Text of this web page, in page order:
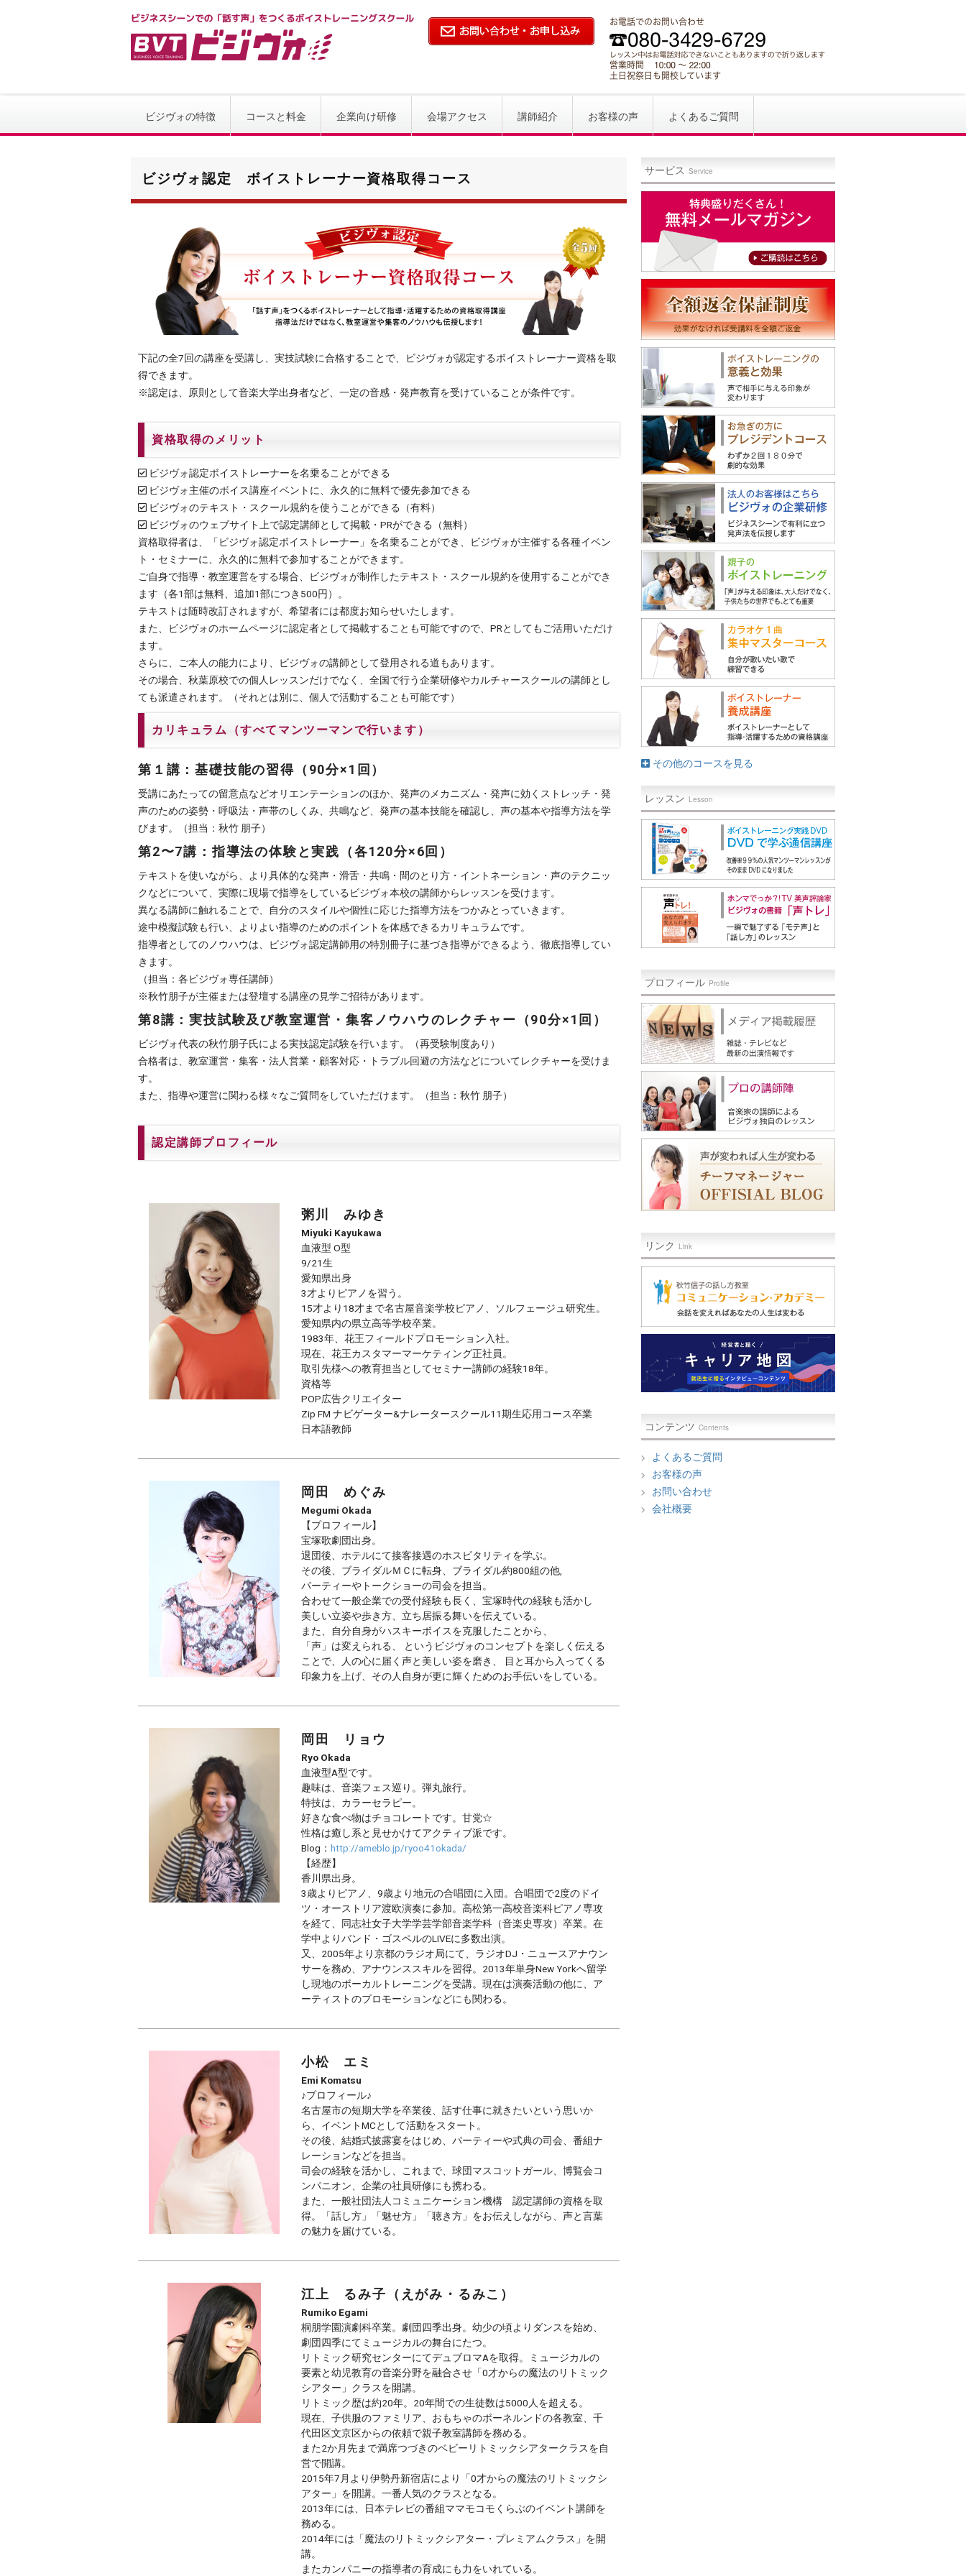
ビジヴォの特徴 コースと料金 企業向け研修 会場アクセス 講師紹介 お客様の声 よくあるご質問
ビジヴォ認定 ボイストレーナー資格取得コース
下記の全7回の講座を受講し、実技試験に合格することで、ビジヴォが認定するボイストレーナー資格を取
得できます。
※認定は、原則として音楽大学出身者など、一定の音感・発声教育を受けていることが条件です。
資格取得のメリット
ビジヴォ認定ボイストレーナーを名乗ることができる
ビジヴォ主催のボイス講座イベントに、永久的に無料で優先参加できる
ビジヴォのテキスト・スクール規約を使うことができる（有料）
ビジヴォのウェブサイト上で認定講師として掲載・PRができる（無料）
資格取得者は、「ビジヴォ認定ボイストレーナー」を名乗ることができ、ビジヴォが主催する各種イベン
ト・セミナーに、永久的に無料で参加することができます。
ご自身で指導・教室運営をする場合、ビジヴォが制作したテキスト・スクール規約を使用することができ
ます（各1部は無料、追加1部につき500円）。
テキストは随時改訂されますが、希望者には都度お知らせいたします。
また、ビジヴォのホームページに認定者として掲載することも可能ですので、PRとしてもご活用いただけ
ます。
さらに、ご本人の能力により、ビジヴォの講師として登用される道もあります。
その場合、秋葉原校での個人レッスンだけでなく、全国で行う企業研修やカルチャースクールの講師とし
ても派遣されます。（それとは別に、個人で活動することも可能です）
カリキュラム（すべてマンツーマンで行います）
第１講：基礎技能の習得（90分×1回）
受講にあたっての留意点などオリエンテーションのほか、発声のメカニズム・発声に効くストレッチ・発
声のための姿勢・呼吸法・声帯のしくみ、共鳴など、発声の基本技能を確認し、声の基本や指導方法を学
びます。（担当：秋竹 朋子）
第2〜7講：指導法の体験と実践（各120分×6回）
テキストを使いながら、より具体的な発声・滑舌・共鳴・間のとり方・イントネーション・声のテクニッ
クなどについて、実際に現場で指導をしているビジヴォ本校の講師からレッスンを受けます。
異なる講師に触れることで、自分のスタイルや個性に応じた指導方法をつかみとっていきます。
途中模擬試験も行い、よりよい指導のためのポイントを体感できるカリキュラムです。
指導者としてのノウハウは、ビジヴォ認定講師用の特別冊子に基づき指導ができるよう、徹底指導してい
きます。
（担当：各ビジヴォ専任講師）
※秋竹朋子が主催または登壇する講座の見学ご招待があります。
第8講：実技試験及び教室運営・集客ノウハウのレクチャー（90分×1回）
ビジヴォ代表の秋竹朋子氏による実技認定試験を行います。（再受験制度あり）
合格者は、教室運営・集客・法人営業・顧客対応・トラブル回避の方法などについてレクチャーを受けま
す。
また、指導や運営に関わる様々なご質問をしていただけます。（担当：秋竹 朋子）
認定講師プロフィール
粥川 みゆき
Miyuki Kayukawa
血液型 O型
9/21生
愛知県出身
3才よりピアノを習う。
15才より18才まで名古屋音楽学校ピアノ、ソルフェージュ研究生。
愛知県内の県立高等学校卒業。
1983年、花王フィールドプロモーション入社。
現在、花王カスタマーマーケティング正社員。
取引先様への教育担当としてセミナー講師の経験18年。
資格等
POP広告クリエイター
Zip FM ナビゲーター&ナレータースクール11期生応用コース卒業
日本語教師
岡田 めぐみ
Megumi Okada
【プロフィール】
宝塚歌劇団出身。
退団後、ホテルにて接客接遇のホスピタリティを学ぶ。
その後、ブライダルＭＣに転身、ブライダル約800組の他,
パーティーやトークショーの司会を担当。
合わせて一般企業での受付経験も長く、宝塚時代の経験も活かし
美しい立姿や歩き方、立ち居振る舞いを伝えている。
また、自分自身がハスキーボイスを克服したことから、
「声」は変えられる、 というビジヴォのコンセプトを楽しく伝える
ことで、人の心に届く声と美しい姿を磨き、 目と耳から入ってくる
印象力を上げ、その人自身が更に輝くためのお手伝いをしている。
岡田 リョウ
Ryo Okada
血液型A型です。
趣味は、音楽フェス巡り。弾丸旅行。
特技は、カラーセラピー。
好きな食べ物はチョコレートです。甘党☆
性格は癒し系と見せかけてアクティブ派です。
Blog： http://ameblo.jp/ryoo41okada/
【経歴】
香川県出身。
3歳よりピアノ、9歳より地元の合唱団に入団。合唱団で2度のドイ
ツ・オーストリア渡欧演奏に参加。高松第一高校音楽科ピアノ専攻
を経て、同志社女子大学学芸学部音楽学科（音楽史専攻）卒業。在
学中よりバンド・ゴスペルのLIVEに多数出演。
又、2005年より京都のラジオ局にて、ラジオDJ・ニュースアナウン
サーを務め、アナウンススキルを習得。2013年単身New Yorkへ留学
し現地のボーカルトレーニングを受講。現在は演奏活動の他に、ア
ーティストのプロモーションなどにも関わる。
小松 エミ
Emi Komatsu
♪プロフィール♪
名古屋市の短期大学を卒業後、話す仕事に就きたいという思いか
ら、イベントMCとして活動をスタート。
その後、結婚式披露宴をはじめ、パーティーや式典の司会、番組ナ
レーションなどを担当。
司会の経験を活かし、これまで、球団マスコットガール、博覧会コ
ンパニオン、企業の社員研修にも携わる。
また、一般社団法人コミュニケーション機構 認定講師の資格を取
得。
「話し方」「魅せ方」「聴き方」をお伝えしながら、声と言葉
の魅力を届けている。
江上 るみ子（えがみ・るみこ）
Rumiko Egami
桐朋学園演劇科卒業。劇団四季出身。幼少の頃よりダンスを始め、
劇団四季にてミュージカルの舞台にたつ。
リトミック研究センターにてデュブロマAを取得。ミュージカルの
要素と幼児教育の音楽分野を融合させ「0才からの魔法のリトミック
シアター」クラスを開講。
リトミック歴は約20年。20年間での生徒数は5000人を超える。
現在、子供服のファミリア、おもちゃのボーネルンドの各教室、千
代田区文京区からの依頼で親子教室講師を務める。
また2か月先まで満席つづきのベビーリトミックシアタークラスを自
営で開講。
2015年7月より伊勢丹新宿店により「0才からの魔法のリトミックシ
アター」を開講。一番人気のクラスとなる。
2013年には、日本テレビの番組ママモコモくらぶのイベント講師を
務める。
2014年には「魔法のリトミックシアター・プレミアムクラス」を開
講。
またカンパニーの指導者の育成にも力をいれている。
サービス Service
その他のコースを見る
レッスン Lesson
プロフィール Profile
リンク Link
コンテンツ Contents
よくあるご質問
お客様の声
お問い合わせ
会社概要